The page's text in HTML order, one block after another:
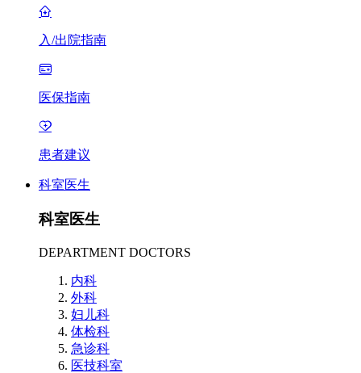
入/出院指南
医保指南
患者建议
科室医生
科室医生
DEPARTMENT DOCTORS
内科
外科
妇儿科
体检科
急诊科
医技科室